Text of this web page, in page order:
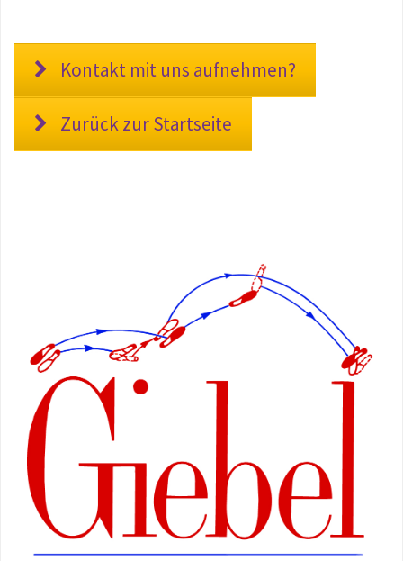
Kontakt mit uns aufnehmen?
Zurück zur Startseite